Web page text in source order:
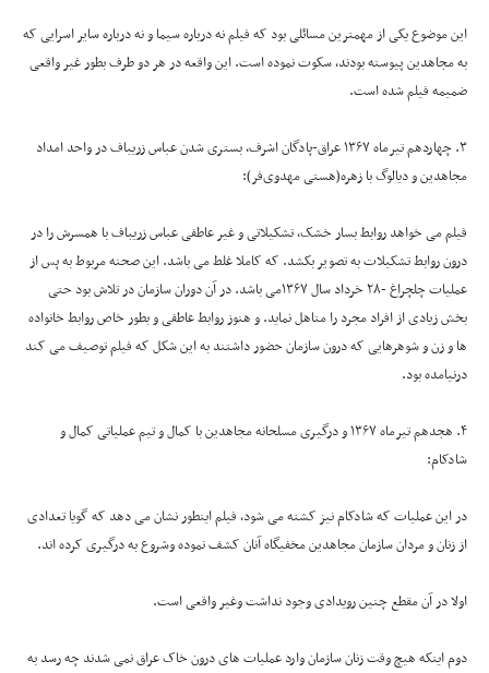
این موضوع یکی از مهمترین مسائلی بود که فیلم نه درباره سیما و نه درباره سایر اسرایی که
به مجاهدین پیوسته بودند، سکوت نموده است. این واقعه در هر دو طرف بطور غیر واقعی
ضمیمه فیلم شده است.
۳. چهاردهم تیرماه ۱۳۶۷ عراق-پادگان اشرف، بستری شدن عباس زریباف در واحد امداد
مجاهدین و دیالوگ با زهره(هستی مهدوی‌فر):
فیلم می خواهد روابط بسار خشک، تشکیلاتی و غیر عاطفی عباس زریباف با همسرش را در
درون روابط تشکیلات به تصویر بکشد. که کاملا غلط می باشد. این صحنه مربوط به پس از
عملیات چلچراغ -۲۸ خرداد سال ۱۳۶۷می باشد. در آن دوران سازمان در تلاش بود حتی
بخش زیادی از افراد مجرد را متاهل نماید. و هنوز روابط عاطفی و بطور خاص روابط خانواده
ها و زن و شوهرهایی که درون سازمان حضور داشتند به این شکل که فیلم توصیف می کند
درنیامده بود.
۴. هجدهم تیرماه ۱۳۶۷ و درگیری مسلحانه مجاهدین با کمال و تیم عملیاتی کمال و
شادکام:
در این عملیات که شادکام نیز کشته می شود، فیلم اینطور نشان می دهد که گویا تعدادی
از زنان و مردان سازمان مجاهدین مخفیگاه آنان کشف نموده وشروع به درگیری کرده اند.
اولا در آن مقطع چنین رویدادی وجود نداشت وغیر واقعی است.
دوم اینکه هیچ وقت زنان سازمان وارد عملیات های درون خاک عراق نمی شدند چه رسد به